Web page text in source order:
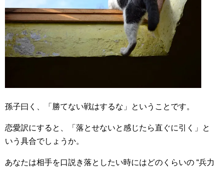
孫子曰く、「勝てない戦はするな」ということです。
恋愛訳にすると、「落とせないと感じたら直ぐに引く」と
いう具合でしょうか。
あなたは相手を口説き落としたい時にはどのくらいの “兵力